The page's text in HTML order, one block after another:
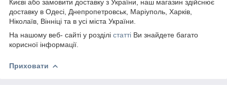
Києві або замовити доставку з України, наш магазин здійснює
доставку в Одесі, Днепропетровськ, Маріуполь, Харків,
Ніколаїв, Вінніці та в усі міста України.
На нашому веб- сайті у розділі статті Ви знайдете багато
корисної інформації.
Приховати